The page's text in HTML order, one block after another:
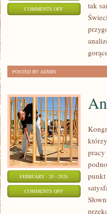
COMMENTS OFFON
KONCERTY
FESTIWALE
tak
POSTED BY ADMIN
FEBRUARY - 20 - 2026
COMMENTS OFFON
ANGIELSKI
pracy
punkt